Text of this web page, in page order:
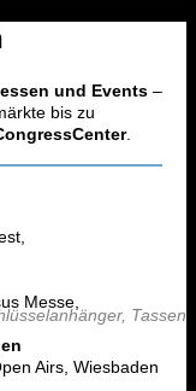
Tassen
und Events –
bis zu
.
Messe,
Airs, Wiesbaden